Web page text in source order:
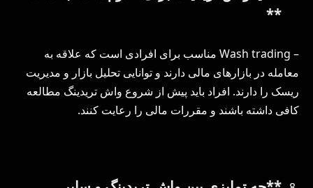
**
– Wash trading مناسب برای افرادی است که علاقه به
معامله در بازارهای مالی دارند و توانایی تحلیل بازار و مدیریت
ریسک را دارند. افراد باید پیش از شروع واش تریدینگ مطالعه
کافی داشته باشند و مقررات مالی را رعایت کنند.